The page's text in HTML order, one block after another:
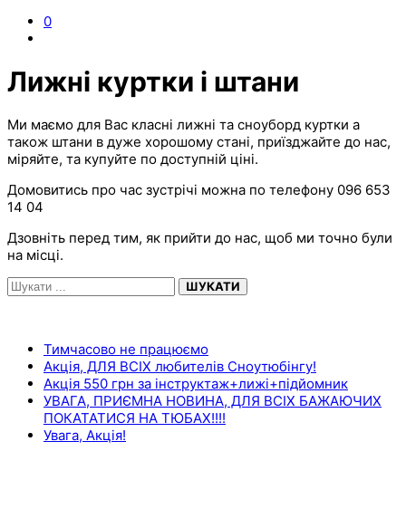
0
Лижні куртки і штани
Ми маємо для Вас класні лижні та сноуборд куртки а
також штани в дуже хорошому стані, приїзджайте до нас,
міряйте, та купуйте по доступній ціні.
Домовитись про час зустрічі можна по телефону 096 653
14 04
Дзовніть перед тим, як прийти до нас, щоб ми точно були
на місці.
ШУКАТИ
Тимчасово не працюємо
Акція, ДЛЯ ВСІХ любителів Сноутюбінгу!
Акція 550 грн за інструктаж+лижі+підйомник
УВАГА, ПРИЄМНА НОВИНА, ДЛЯ ВСІХ БАЖАЮЧИХ
ПОКАТАТИСЯ НА ТЮБАХ!!!!
Увага, Акція!